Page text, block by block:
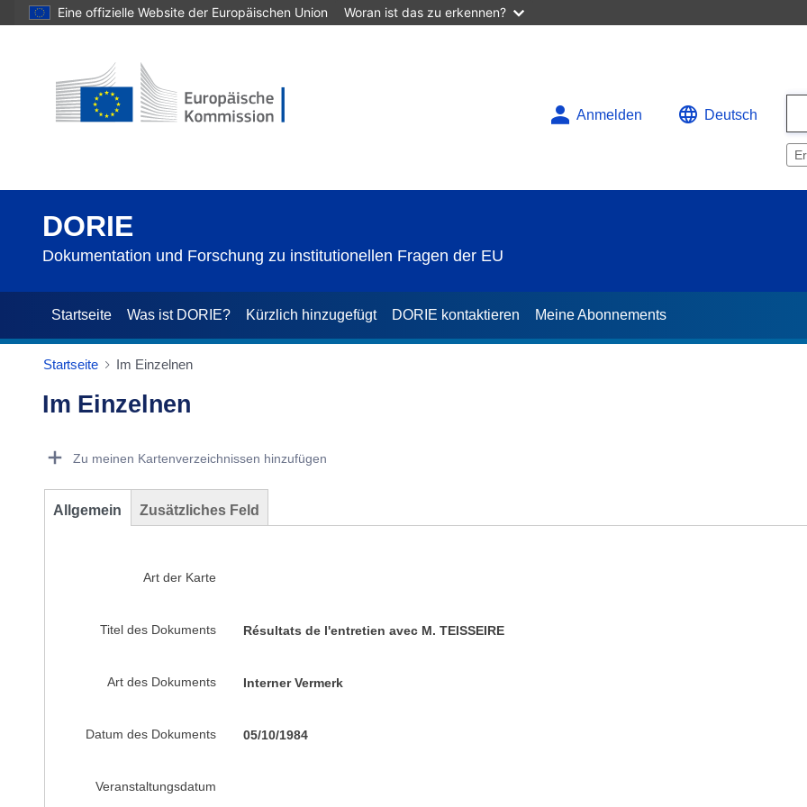
Eine offizielle Website der Europäischen Union Woran ist das zu erkennen?
Anmelden Deutsch
DORIE
Dokumentation und Forschung zu institutionellen Fragen der EU
Startseite Was ist DORIE? Kürzlich hinzugefügt DORIE kontaktieren Meine Abonnements
Startseite Im Einzelnen
Im Einzelnen
Zu meinen Kartenverzeichnissen hinzufügen
Allgemein Zusätzliches Feld
Art der Karte
Titel des Dokuments Résultats de l'entretien avec M. TEISSEIRE
Art des Dokuments Interner Vermerk
Datum des Dokuments 05/10/1984
Veranstaltungsdatum